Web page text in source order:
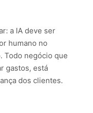
a IA deve ser
humano no
Todo negócio que
gastos, está
dos clientes.